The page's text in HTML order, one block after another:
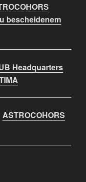
bescheidenem
Headquarters
ASTROCOHORS